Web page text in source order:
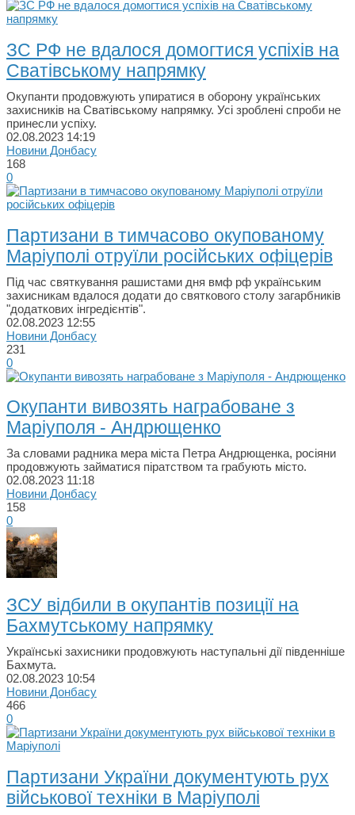
ЗС РФ не вдалося домогтися успіхів на
Сватівському напрямку
Окупанти продовжують упиратися в оборону українських
захисників на Сватівському напрямку. Усі зроблені спроби не
принесли успіху.
02.08.2023 14:19
Новини Донбасу
168
0
Партизани в тимчасово окупованому
Маріуполі отруїли російських офіцерів
Під час святкування рашистами дня вмф рф українським
захисникам вдалося додати до святкового столу загарбників
"додаткових інгредієнтів".
02.08.2023 12:55
Новини Донбасу
231
0
Окупанти вивозять награбоване з
Маріуполя - Андрющенко
За словами радника мера міста Петра Андрющенка, росіяни
продовжують займатися піратством та грабують мiсто.
02.08.2023 11:18
Новини Донбасу
158
0
ЗСУ відбили в окупантів позиції на
Бахмутському напрямку
Українські захисники продовжують наступальні дії південніше
Бахмута.
02.08.2023 10:54
Новини Донбасу
466
0
Партизани України документують рух
військової техніки в Маріуполi